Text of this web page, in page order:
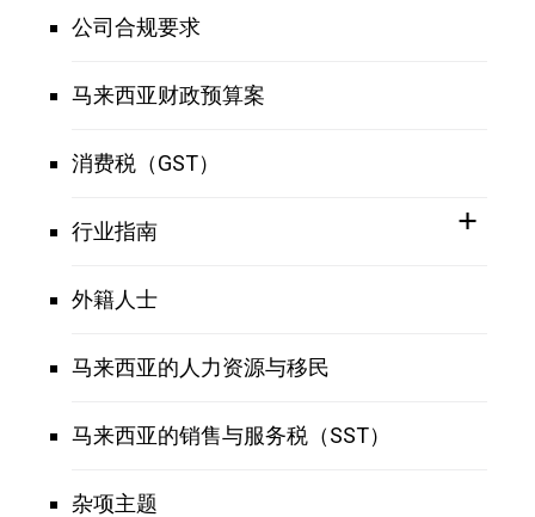
公司合规要求
马来西亚财政预算案
消费税（GST）
行业指南
外籍人士
马来西亚的人力资源与移民
马来西亚的销售与服务税（SST）
杂项主题